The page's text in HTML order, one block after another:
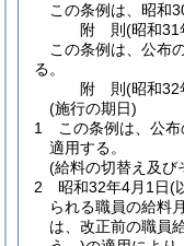
この条例は、昭和
附 則(昭和31
この条例は、公布
る。
附 則(昭和32
(施行の期日)
1
この条例は、公
適用する。
(給料の切替え及び
2
昭和32年4月1日(
られる職員の給料
は、改正前の職員